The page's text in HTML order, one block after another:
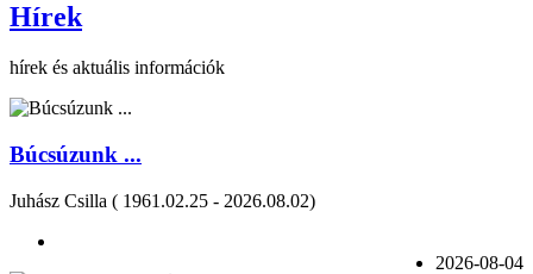
Hírek
hírek és aktuális információk
Búcsúzunk ...
Juhász Csilla ( 1961.02.25 - 2026.08.02)
2026-08-04